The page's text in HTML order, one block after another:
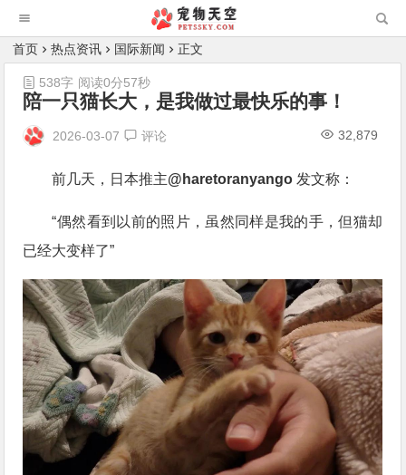
首页 热点资讯 国际新闻 正文
陪一只猫长大，是我做过最快乐的事！
2026-03-07 评论 32,879
538字 阅读0分57秒
前几天，日本推主@haretoranyango 发文称：
“偶然看到以前的照片，虽然同样是我的手，但猫却
已经大变样了”